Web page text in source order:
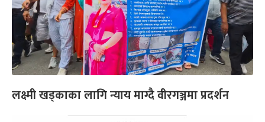
लक्ष्मी खड्काका लागि न्याय माग्दै वीरगञ्जमा प्रदर्शन